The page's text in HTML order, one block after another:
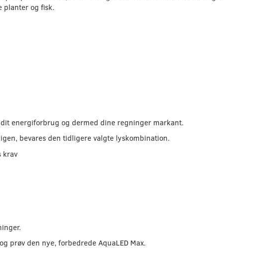
planter og fisk.
energiforbrug og dermed dine regninger markant.
bevares den tidligere valgte lyskombination.
krav
prøv den nye, forbedrede AquaLED Max.